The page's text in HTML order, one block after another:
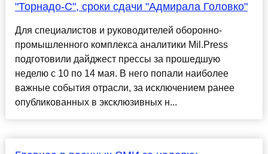
"Торнадо-С", сроки сдачи "Адмирала Головко"
Для специалистов и руководителей оборонно-
промышленного комплекса аналитики Mil.Press
подготовили дайджест прессы за прошедшую
неделю с 10 по 14 мая. В него попали наиболее
важные события отрасли, за исключением ранее
опубликованных в эксклюзивных н...